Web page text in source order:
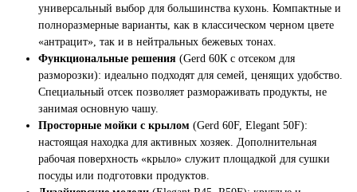
универсальный выбор для большинства кухонь. Компактные и
полноразмерные варианты, как в классическом черном цвете
«антрацит», так и в нейтральных бежевых тонах.
Функциональные решения (Gerd 60К с отсеком для
разморозки): идеально подходят для семей, ценящих удобство.
Специальный отсек позволяет размораживать продукты, не
занимая основную чашу.
Просторные мойки с крылом (Gerd 60F, Elegant 50F):
настоящая находка для активных хозяек. Дополнительная
рабочая поверхность «крыло» служит площадкой для сушки
посуды или подготовки продуктов.